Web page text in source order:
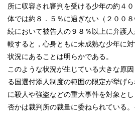
所に収容され審判を受ける少年の約４
体では約８．５％に過ぎない（２００
続において被告人の９８％以上に弁護
較すると，心身ともに未成熟な少年に
状況にあることは明らかである。
このような状況が生じている大きな原
る国選付添人制度の範囲の限定が挙げ
に殺人や強盗などの重大事件を対象と
否かは裁判所の裁量に委ねられている